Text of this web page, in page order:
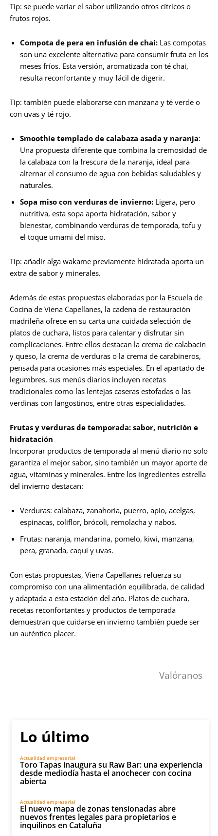
Tip: se puede variar el sabor utilizando otros cítricos o
frutos rojos.
Compota de pera en infusión de chai: Las compotas
son una excelente alternativa para consumir fruta en los
meses fríos. Esta versión, aromatizada con té chai,
resulta reconfortante y muy fácil de digerir.
Tip: también puede elaborarse con manzana y té verde o
con uvas y té rojo.
Smoothie templado de calabaza asada y naranja:
Una propuesta diferente que combina la cremosidad de
la calabaza con la frescura de la naranja, ideal para
alternar el consumo de agua con bebidas saludables y
naturales.
Sopa miso con verduras de invierno: Ligera, pero
nutritiva, esta sopa aporta hidratación, sabor y
bienestar, combinando verduras de temporada, tofu y
el toque umami del miso.
Tip: añadir alga wakame previamente hidratada aporta un
extra de sabor y minerales.
Además de estas propuestas elaboradas por la Escuela de
Cocina de Viena Capellanes, la cadena de restauración
madrileña ofrece en su carta una cuidada selección de
platos de cuchara, listos para calentar y disfrutar sin
complicaciones. Entre ellos destacan la crema de calabacín
y queso, la crema de verduras o la crema de carabineros,
pensada para ocasiones más especiales. En el apartado de
legumbres, sus menús diarios incluyen recetas
tradicionales como las lentejas caseras estofadas o las
verdinas con langostinos, entre otras especialidades.
Frutas y verduras de temporada: sabor, nutrición e
hidratación
Incorporar productos de temporada al menú diario no solo
garantiza el mejor sabor, sino también un mayor aporte de
agua, vitaminas y minerales. Entre los ingredientes estrella
del invierno destacan:
Verduras: calabaza, zanahoria, puerro, apio, acelgas,
espinacas, coliflor, brócoli, remolacha y nabos.
Frutas: naranja, mandarina, pomelo, kiwi, manzana,
pera, granada, caqui y uvas.
Con estas propuestas, Viena Capellanes refuerza su
compromiso con una alimentación equilibrada, de calidad
y adaptada a esta estación del año. Platos de cuchara,
recetas reconfortantes y productos de temporada
demuestran que cuidarse en invierno también puede ser
un auténtico placer.
Valóranos
Lo último
Actualidad empresarial
Toro Tapas inaugura su Raw Bar: una experiencia
desde mediodía hasta el anochecer con cocina
abierta
Actualidad empresarial
El nuevo mapa de zonas tensionadas abre
nuevos frentes legales para propietarios e
inquilinos en Cataluña